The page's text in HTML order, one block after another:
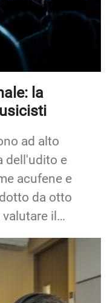
la
ad alto
dell'udito e
acufene e
da otto
il…